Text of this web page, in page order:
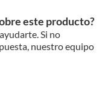
este producto?
Si no
nuestro equipo